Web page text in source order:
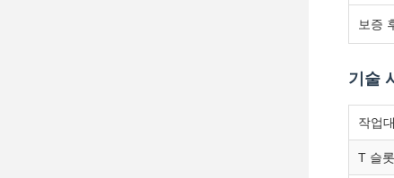
보증
기술
작업
T 슬롯